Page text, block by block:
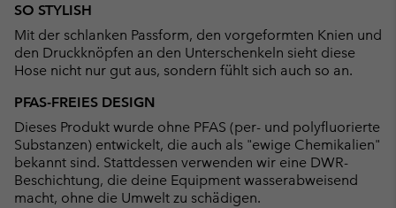
SO STYLISH
Mit der schlanken Passform, den vorgeformten Knien und
den Druckknöpfen an den Unterschenkeln sieht diese
Hose nicht nur gut aus, sondern fühlt sich auch so an.
PFAS-FREIES DESIGN
Dieses Produkt wurde ohne PFAS (per- und polyfluorierte
Substanzen) entwickelt, die auch als "ewige Chemikalien"
bekannt sind. Stattdessen verwenden wir eine DWR-
Beschichtung, die deine Equipment wasserabweisend
macht, ohne die Umwelt zu schädigen.